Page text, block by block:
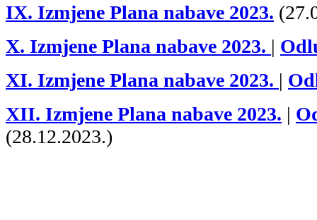
IX. Izmjene Plana nabave 2023.
X. Izmjene Plana nabave 2023. |
XI. Izmjene Plana nabave 2023. |
XII. Izmjene Plana nabave 2023. |
(28.12.2023.)